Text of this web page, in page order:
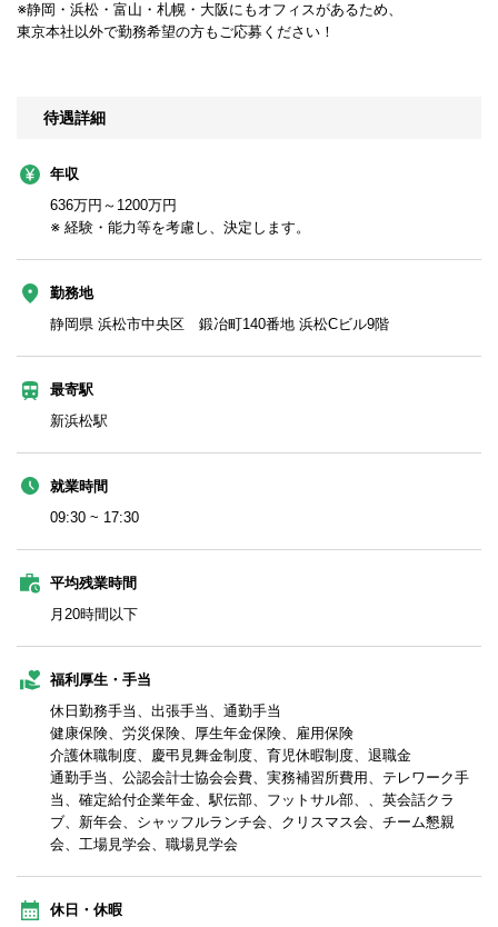
※静岡・浜松・富山・札幌・大阪にもオフィスがあるため、
東京本社以外で勤務希望の方もご応募ください！
待遇詳細
年収
636万円～1200万円
※ 経験・能力等を考慮し、決定します。
勤務地
静岡県 浜松市中央区 鍛冶町140番地 浜松Cビル9階
最寄駅
新浜松駅
就業時間
09:30 ~ 17:30
平均残業時間
月20時間以下
福利厚生・手当
休日勤務手当、出張手当、通勤手当
健康保険、労災保険、厚生年金保険、雇用保険
介護休職制度、慶弔見舞金制度、育児休暇制度、退職金
通勤手当、公認会計士協会会費、実務補習所費用、テレワーク手
当、確定給付企業年金、駅伝部、フットサル部、、英会話クラ
ブ、新年会、シャッフルランチ会、クリスマス会、チーム懇親
会、工場見学会、職場見学会
休日・休暇